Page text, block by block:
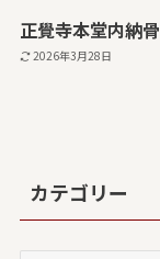
正覺寺本堂内納骨
2026年3月28日
カテゴリー